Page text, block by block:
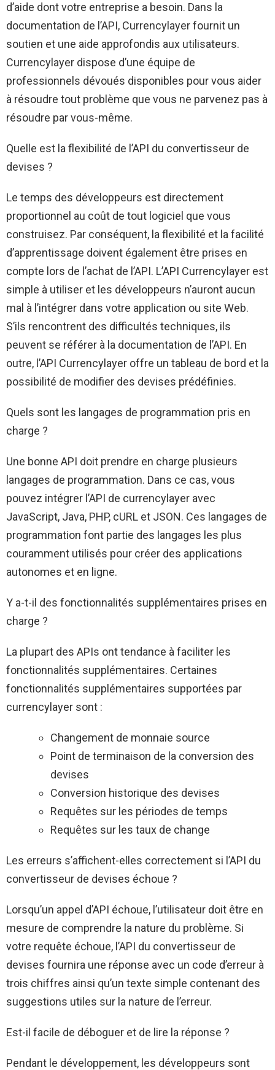
d’aide dont votre entreprise a besoin. Dans la
documentation de l’API, Currencylayer fournit un
soutien et une aide approfondis aux utilisateurs.
Currencylayer dispose d’une équipe de
professionnels dévoués disponibles pour vous aider
à résoudre tout problème que vous ne parvenez pas à
résoudre par vous-même.
Quelle est la flexibilité de l’API du convertisseur de
devises ?
Le temps des développeurs est directement
proportionnel au coût de tout logiciel que vous
construisez. Par conséquent, la flexibilité et la facilité
d’apprentissage doivent également être prises en
compte lors de l’achat de l’API. L’API Currencylayer est
simple à utiliser et les développeurs n’auront aucun
mal à l’intégrer dans votre application ou site Web.
S’ils rencontrent des difficultés techniques, ils
peuvent se référer à la documentation de l’API. En
outre, l’API Currencylayer offre un tableau de bord et la
possibilité de modifier des devises prédéfinies.
Quels sont les langages de programmation pris en
charge ?
Une bonne API doit prendre en charge plusieurs
langages de programmation. Dans ce cas, vous
pouvez intégrer l’API de currencylayer avec
JavaScript, Java, PHP, cURL et JSON. Ces langages de
programmation font partie des langages les plus
couramment utilisés pour créer des applications
autonomes et en ligne.
Y a-t-il des fonctionnalités supplémentaires prises en
charge ?
La plupart des APIs ont tendance à faciliter les
fonctionnalités supplémentaires. Certaines
fonctionnalités supplémentaires supportées par
currencylayer sont :
Changement de monnaie source
Point de terminaison de la conversion des
devises
Conversion historique des devises
Requêtes sur les périodes de temps
Requêtes sur les taux de change
Les erreurs s’affichent-elles correctement si l’API du
convertisseur de devises échoue ?
Lorsqu’un appel d’API échoue, l’utilisateur doit être en
mesure de comprendre la nature du problème. Si
votre requête échoue, l’API du convertisseur de
devises fournira une réponse avec un code d’erreur à
trois chiffres ainsi qu’un texte simple contenant des
suggestions utiles sur la nature de l’erreur.
Est-il facile de déboguer et de lire la réponse ?
Pendant le développement, les développeurs sont